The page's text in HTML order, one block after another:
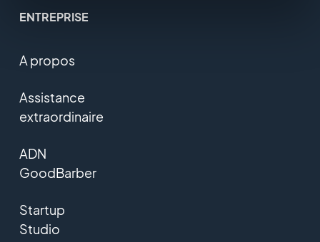
ENTREPRISE
A propos
Assistance
extraordinaire
ADN
GoodBarber
Startup
Studio